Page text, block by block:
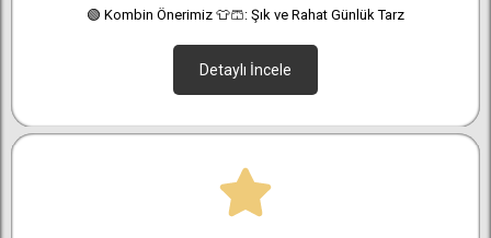
Detaylı İncele
🟢 Kombin Önerimiz 👕🩳: Şık ve Rahat Günlük Tarz